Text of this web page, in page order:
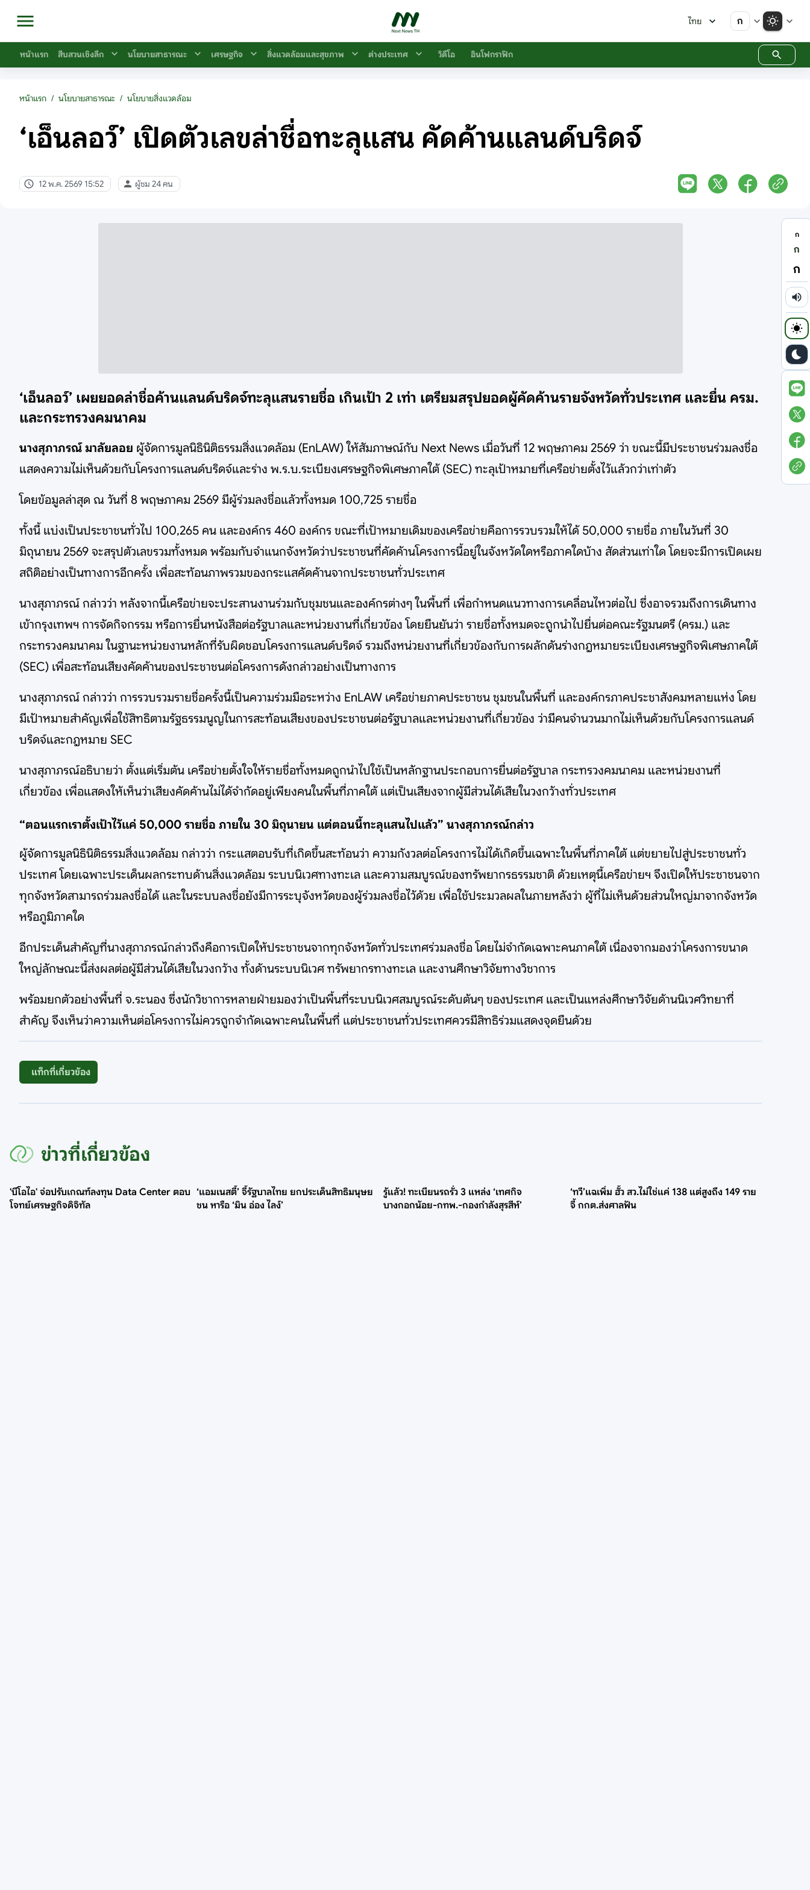
ไทย ก
หน้าแรก สืบสวนเชิงลึก นโยบายสาธารณะ เศรษฐกิจ สิ่งแวดล้อมและสุขภาพ ต่างประเทศ วิดีโอ อินโฟกราฟิก
หน้าแรก / นโยบายสาธารณะ / นโยบายสิ่งแวดล้อม
‘เอ็นลอว์’ เปิดตัวเลขล่าชื่อทะลุแสน คัดค้านแลนด์บริดจ์
12 พ.ค. 2569 15:52 ผู้ชม 24 คน
‘เอ็นลอว์’ เผยยอดล่าชื่อค้านแลนด์บริดจ์ทะลุแสนรายชื่อ เกินเป้า 2 เท่า เตรียมสรุปยอดผู้คัดค้านรายจังหวัดทั่วประเทศ และยื่น ครม.
และกระทรวงคมนาคม
นางสุภาภรณ์ มาลัยลอย ผู้จัดการมูลนิธินิติธรรมสิ่งแวดล้อม (EnLAW) ให้สัมภาษณ์กับ Next News เมื่อวันที่ 12 พฤษภาคม 2569 ว่า ขณะนี้มีประชาชนร่วมลงชื่อ
แสดงความไม่เห็นด้วยกับโครงการแลนด์บริดจ์และร่าง พ.ร.บ.ระเบียงเศรษฐกิจพิเศษภาคใต้ (SEC) ทะลุเป้าหมายที่เครือข่ายตั้งไว้แล้วกว่าเท่าตัว
โดยข้อมูลล่าสุด ณ วันที่ 8 พฤษภาคม 2569 มีผู้ร่วมลงชื่อแล้วทั้งหมด 100,725 รายชื่อ
ทั้งนี้ แบ่งเป็นประชาชนทั่วไป 100,265 คน และองค์กร 460 องค์กร ขณะที่เป้าหมายเดิมของเครือข่ายคือการรวบรวมให้ได้ 50,000 รายชื่อ ภายในวันที่ 30
มิถุนายน 2569 จะสรุปตัวเลขรวมทั้งหมด พร้อมกับจำแนกจังหวัดว่าประชาชนที่คัดค้านโครงการนี้อยู่ในจังหวัดใดหรือภาคใดบ้าง สัดส่วนเท่าใด โดยจะมีการเปิดเผย
สถิติอย่างเป็นทางการอีกครั้ง เพื่อสะท้อนภาพรวมของกระแสคัดค้านจากประชาชนทั่วประเทศ
นางสุภาภรณ์ กล่าวว่า หลังจากนี้เครือข่ายจะประสานงานร่วมกับชุมชนและองค์กรต่างๆ ในพื้นที่ เพื่อกำหนดแนวทางการเคลื่อนไหวต่อไป ซึ่งอาจรวมถึงการเดินทาง
เข้ากรุงเทพฯ การจัดกิจกรรม หรือการยื่นหนังสือต่อรัฐบาลและหน่วยงานที่เกี่ยวข้อง โดยยืนยันว่า รายชื่อทั้งหมดจะถูกนำไปยื่นต่อคณะรัฐมนตรี (ครม.) และ
กระทรวงคมนาคม ในฐานะหน่วยงานหลักที่รับผิดชอบโครงการแลนด์บริดจ์ รวมถึงหน่วยงานที่เกี่ยวข้องกับการผลักดันร่างกฎหมายระเบียงเศรษฐกิจพิเศษภาคใต้
(SEC) เพื่อสะท้อนเสียงคัดค้านของประชาชนต่อโครงการดังกล่าวอย่างเป็นทางการ
นางสุภาภรณ์ กล่าวว่า การรวบรวมรายชื่อครั้งนี้เป็นความร่วมมือระหว่าง EnLAW เครือข่ายภาคประชาชน ชุมชนในพื้นที่ และองค์กรภาคประชาสังคมหลายแห่ง โดย
มีเป้าหมายสำคัญเพื่อใช้สิทธิตามรัฐธรรมนูญในการสะท้อนเสียงของประชาชนต่อรัฐบาลและหน่วยงานที่เกี่ยวข้อง ว่ามีคนจำนวนมากไม่เห็นด้วยกับโครงการแลนด์
บริดจ์และกฎหมาย SEC
นางสุภาภรณ์อธิบายว่า ตั้งแต่เริ่มต้น เครือข่ายตั้งใจให้รายชื่อทั้งหมดถูกนำไปใช้เป็นหลักฐานประกอบการยื่นต่อรัฐบาล กระทรวงคมนาคม และหน่วยงานที่
เกี่ยวข้อง เพื่อแสดงให้เห็นว่าเสียงคัดค้านไม่ได้จำกัดอยู่เพียงคนในพื้นที่ภาคใต้ แต่เป็นเสียงจากผู้มีส่วนได้เสียในวงกว้างทั่วประเทศ
“ตอนแรกเราตั้งเป้าไว้แค่ 50,000 รายชื่อ ภายใน 30 มิถุนายน แต่ตอนนี้ทะลุแสนไปแล้ว” นางสุภาภรณ์กล่าว
ผู้จัดการมูลนิธินิติธรรมสิ่งแวดล้อม กล่าวว่า กระแสตอบรับที่เกิดขึ้นสะท้อนว่า ความกังวลต่อโครงการไม่ได้เกิดขึ้นเฉพาะในพื้นที่ภาคใต้ แต่ขยายไปสู่ประชาชนทั่ว
ประเทศ โดยเฉพาะประเด็นผลกระทบด้านสิ่งแวดล้อม ระบบนิเวศทางทะเล และความสมบูรณ์ของทรัพยากรธรรมชาติ ด้วยเหตุนี้เครือข่ายฯ จึงเปิดให้ประชาชนจาก
ทุกจังหวัดสามารถร่วมลงชื่อได้ และในระบบลงชื่อยังมีการระบุจังหวัดของผู้ร่วมลงชื่อไว้ด้วย เพื่อใช้ประมวลผลในภายหลังว่า ผู้ที่ไม่เห็นด้วยส่วนใหญ่มาจากจังหวัด
หรือภูมิภาคใด
อีกประเด็นสำคัญที่นางสุภาภรณ์กล่าวถึงคือการเปิดให้ประชาชนจากทุกจังหวัดทั่วประเทศร่วมลงชื่อ โดยไม่จำกัดเฉพาะคนภาคใต้ เนื่องจากมองว่าโครงการขนาด
ใหญ่ลักษณะนี้ส่งผลต่อผู้มีส่วนได้เสียในวงกว้าง ทั้งด้านระบบนิเวศ ทรัพยากรทางทะเล และงานศึกษาวิจัยทางวิชาการ
พร้อมยกตัวอย่างพื้นที่ จ.ระนอง ซึ่งนักวิชาการหลายฝ่ายมองว่าเป็นพื้นที่ระบบนิเวศสมบูรณ์ระดับต้นๆ ของประเทศ และเป็นแหล่งศึกษาวิจัยด้านนิเวศวิทยาที่
สำคัญ จึงเห็นว่าความเห็นต่อโครงการไม่ควรถูกจำกัดเฉพาะคนในพื้นที่ แต่ประชาชนทั่วประเทศควรมีสิทธิร่วมแสดงจุดยืนด้วย
แท็กที่เกี่ยวข้อง
ก
ก
ก
ข่าวที่เกี่ยวข้อง
'บีโอไอ' จ่อปรับเกณฑ์ลงทุน Data Center ตอบ
โจทย์เศรษฐกิจดิจิทัล
‘แอมเนสตี้’ จี้รัฐบาลไทย ยกประเด็นสิทธิมนุษย
ชน หารือ ‘มิน อ่อง ไลง์’
รู้แล้ว! ทะเบียนรถรั่ว 3 แหล่ง ‘เทศกิจ
บางกอกน้อย-กทพ.-กองกำลังสุรสีห์’
‘ทวี’แฉเพิ่ม ฮั้ว สว.ไม่ใช่แค่ 138 แต่สูงถึง 149 ราย
จี้ กกต.ส่งศาลฟัน